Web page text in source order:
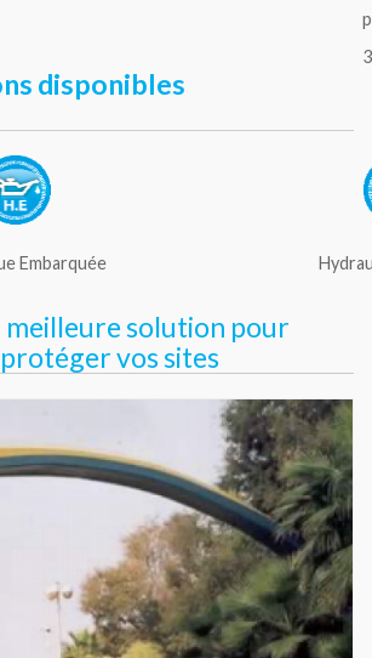
disponibles
Embarquée
meilleure solution pour
vos sites